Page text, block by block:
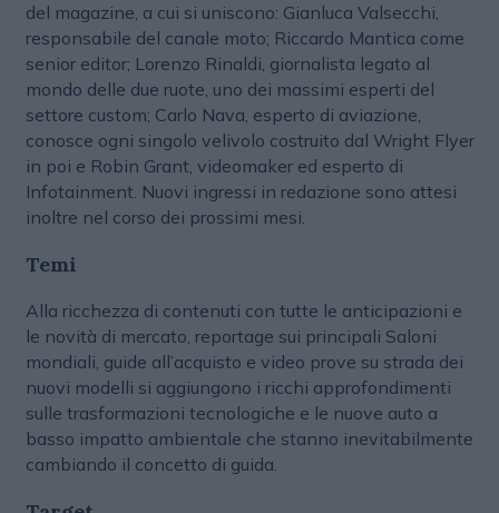
del magazine, a cui si uniscono: Gianluca Valsecchi,
responsabile del canale moto; Riccardo Mantica come
senior editor; Lorenzo Rinaldi, giornalista legato al
mondo delle due ruote, uno dei massimi esperti del
settore custom; Carlo Nava, esperto di aviazione,
conosce ogni singolo velivolo costruito dal Wright Flyer
in poi e Robin Grant, videomaker ed esperto di
Infotainment. Nuovi ingressi in redazione sono attesi
inoltre nel corso dei prossimi mesi.
Temi
Alla ricchezza di contenuti con tutte le anticipazioni e
le novità di mercato, reportage sui principali Saloni
mondiali, guide all’acquisto e video prove su strada dei
nuovi modelli si aggiungono i ricchi approfondimenti
sulle trasformazioni tecnologiche e le nuove auto a
basso impatto ambientale che stanno inevitabilmente
cambiando il concetto di guida.